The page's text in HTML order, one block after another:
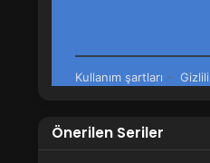
Önerilen Seriler